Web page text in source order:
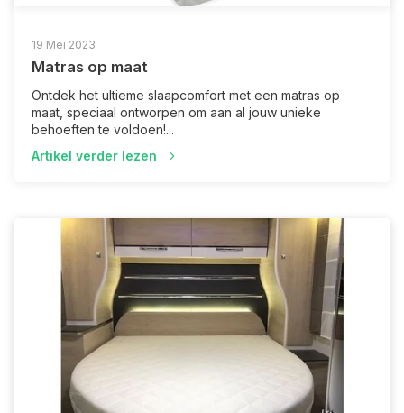
19 Mei 2023
Matras op maat
Ontdek het ultieme slaapcomfort met een matras op
maat, speciaal ontworpen om aan al jouw unieke
behoeften te voldoen!...
Artikel verder lezen